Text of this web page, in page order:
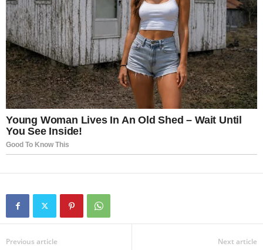
Previous article Next article